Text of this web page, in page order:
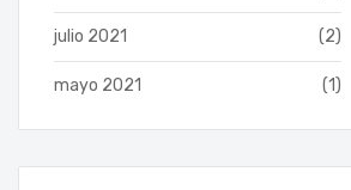
julio 2021 (2)
mayo 2021 (1)